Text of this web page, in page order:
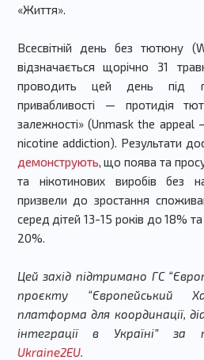
«Життя».
Всесвітній день без тютюну
відзначається щорічно 31
проводить цей день під
привабливості — протидія
залежності» (Unmask the
nicotine addiction). Результати
демонструють, що поява та
та нікотинових виробів без
призвели до зростання
серед дітей 13-15 років до 18%
20%.
Цей захід підтримано ГС
проєкту “Європейський
платформа для координації,
інтеграції в Україні”
Ukraine2EU.